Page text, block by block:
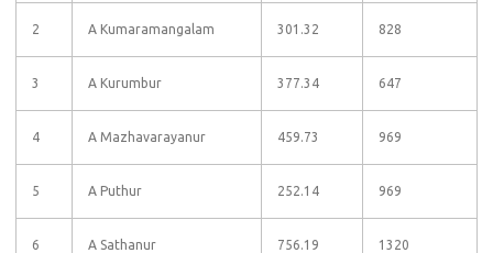
2 A Kumaramangalam 301.32 828
3 A Kurumbur 377.34 647
4 A Mazhavarayanur 459.73 969
5 A Puthur 252.14 969
6 A Sathanur 756.19 1320